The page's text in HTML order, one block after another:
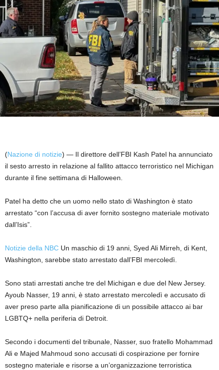
(Nazione di notizie) — Il direttore dell’FBI Kash Patel ha annunciato
il sesto arresto in relazione al fallito attacco terroristico nel Michigan
durante il fine settimana di Halloween.
Patel ha detto che un uomo nello stato di Washington è stato
arrestato “con l’accusa di aver fornito sostegno materiale motivato
dall’Isis”.
Notizie della NBC Un maschio di 19 anni, Syed Ali Mirreh, di Kent,
Washington, sarebbe stato arrestato dall’FBI mercoledì.
Sono stati arrestati anche tre del Michigan e due del New Jersey.
Ayoub Nasser, 19 anni, è stato arrestato mercoledì e accusato di
aver preso parte alla pianificazione di un possibile attacco ai bar
LGBTQ+ nella periferia di Detroit.
Secondo i documenti del tribunale, Nasser, suo fratello Mohammad
Ali e Majed Mahmoud sono accusati di cospirazione per fornire
sostegno materiale e risorse a un’organizzazione terroristica